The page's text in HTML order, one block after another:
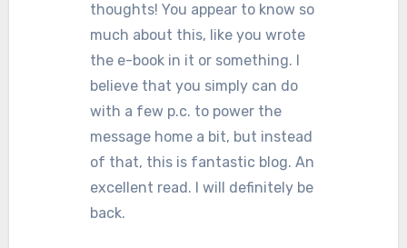
thoughts! You appear to know so
much about this, like you wrote
the e-book in it or something. I
believe that you simply can do
with a few p.c. to power the
message home a bit, but instead
of that, this is fantastic blog. An
excellent read. I will definitely be
back.